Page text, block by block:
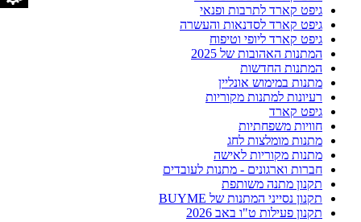
גיפט קארד לתרבות ופנאי
גיפט קארד לסדנאות והעשרה
גיפט קארד ליופי וטיפוח
המתנות האהובות של 2025
המתנות החדשות
מתנות במימוש אונליין
רעיונות למתנות מקוריות
גיפט קארד
חוויות משפחתיות
מתנות מומלצות לחג
מתנות מקוריות לאישה
חברות וארגונים - מתנות לעובדים
תקנון מתנה משותפת
תקנון נסייני המתנות של BUYME
תקנון פעילות ט"ו באב 2026